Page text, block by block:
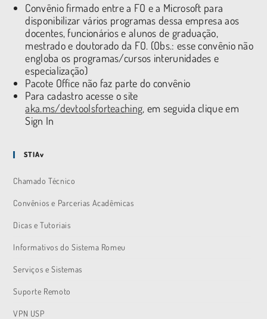
Convênio firmado entre a FO e a Microsoft para
disponibilizar vários programas dessa empresa aos
docentes, funcionários e alunos de graduação,
mestrado e doutorado da FO. (Obs.: esse convênio não
engloba os programas/cursos interunidades e
especialização)
Pacote Office não faz parte do convênio
Para cadastro acesse o site
aka.ms/devtoolsforteaching, em seguida clique em
Sign In
STIAv
Chamado Técnico
Convênios e Parcerias Acadêmicas
Dicas e Tutoriais
Informativos do Sistema Romeu
Serviços e Sistemas
Suporte Remoto
VPN USP